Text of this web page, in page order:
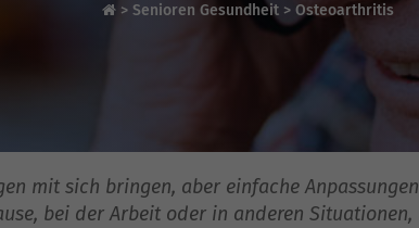
> Senioren Gesundheit> Osteoarthritis
mit sich bringen, aber einfache
bei der Arbeit oder in anderen